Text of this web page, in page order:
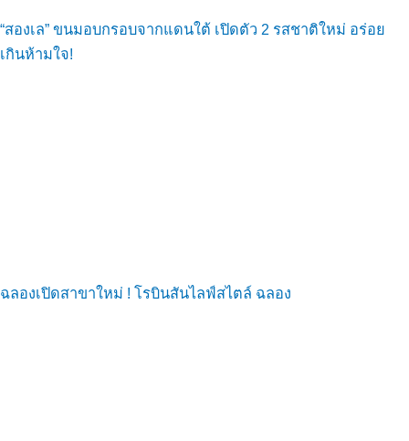
“สองเล” ขนมอบกรอบจากแดนใต้ เปิดตัว 2 รสชาติใหม่ อร่อย
เกินห้ามใจ!
ฉลองเปิดสาขาใหม่ ! โรบินสันไลฟ์สไตล์ ฉลอง